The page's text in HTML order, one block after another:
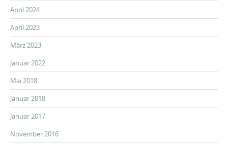
April 2024
April 2023
März 2023
Januar 2022
Mai 2018
Januar 2018
Januar 2017
November 2016